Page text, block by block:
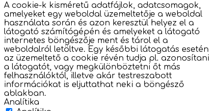
A cookie-k kisméretű adatfájlok, adatcsomagok,
amelyeket egy weboldal üzemeltetője a weboldal
használata során és azon keresztül helyez el a
látogató számítógépén és amelyeket a látogató
internetes böngészője ment és tárol el a
weboldalról letöltve. Egy későbbi látogatás esetén
az üzemeltető a cookie révén tudja pl. azonosítani
a látogatót, vagy megkülönböztetni őt más
felhasználóktól, illetve akár testreszabott
információkat is eljuttathat neki a böngésző
ablakban.
Analítika